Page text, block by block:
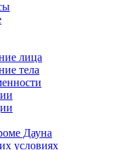
лица
тела
Дауна
условиях